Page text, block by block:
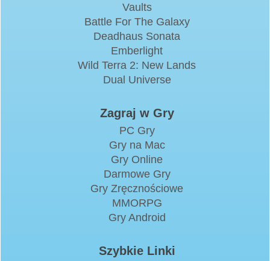
Vaults
Battle For The Galaxy
Deadhaus Sonata
Emberlight
Wild Terra 2: New Lands
Dual Universe
Zagraj w Gry
PC Gry
Gry na Mac
Gry Online
Darmowe Gry
Gry Zręcznościowe
MMORPG
Gry Android
Szybkie Linki